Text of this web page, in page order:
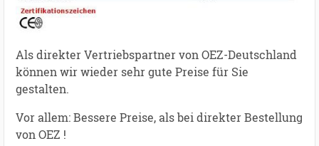
Als direkter Vertriebspartner von OEZ-Deutschland
können wir wieder sehr gute Preise für Sie
gestalten.
Vor allem: Bessere Preise, als bei direkter Bestellung
von OEZ !